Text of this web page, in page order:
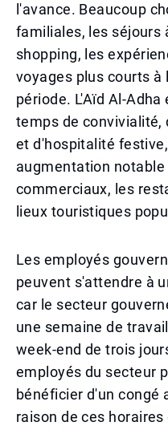
l'avance. Beaucoup
familiales, les séjours
shopping, les
voyages plus courts
période. L'Aïd Al-
temps de
et d'hospitalité
augmentation
commerciaux, les
lieux touristiques
Les employés
peuvent s'attendre à
car le secteur
une semaine de
week-end de trois
employés du secteur
bénéficier d'un congé
raison de ces